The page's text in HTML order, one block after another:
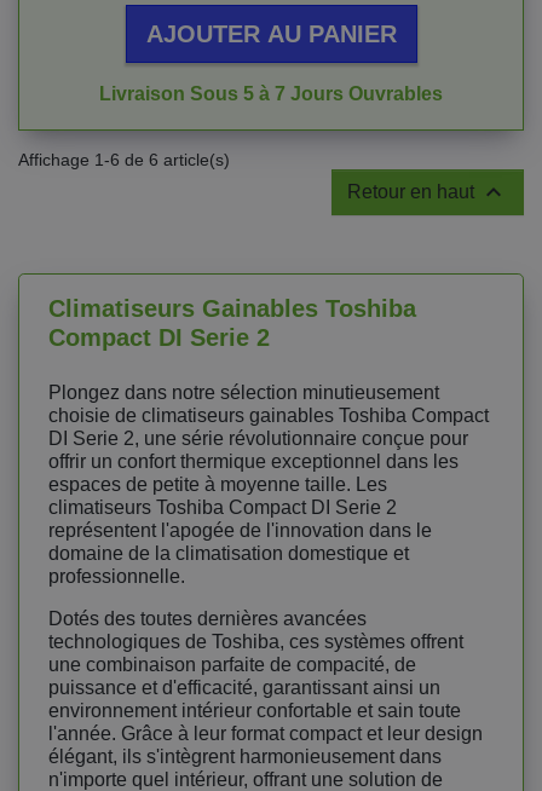
AJOUTER AU PANIER
Livraison Sous 5 à 7 Jours Ouvrables
Affichage 1-6 de 6 article(s)
Retour en haut 
Climatiseurs Gainables Toshiba
Compact DI Serie 2
Plongez dans notre sélection minutieusement
choisie de climatiseurs gainables Toshiba Compact
DI Serie 2, une série révolutionnaire conçue pour
offrir un confort thermique exceptionnel dans les
espaces de petite à moyenne taille. Les
climatiseurs Toshiba Compact DI Serie 2
représentent l'apogée de l'innovation dans le
domaine de la climatisation domestique et
professionnelle.
Dotés des toutes dernières avancées
technologiques de Toshiba, ces systèmes offrent
une combinaison parfaite de compacité, de
puissance et d'efficacité, garantissant ainsi un
environnement intérieur confortable et sain toute
l'année. Grâce à leur format compact et leur design
élégant, ils s'intègrent harmonieusement dans
n'importe quel intérieur, offrant une solution de